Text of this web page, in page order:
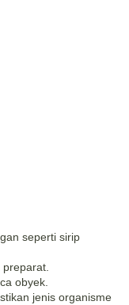
seperti sirip
preparat.
obyek.
jenis organisme